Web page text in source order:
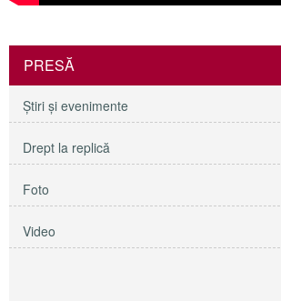
PRESĂ
Ştiri şi evenimente
Drept la replică
Foto
Video